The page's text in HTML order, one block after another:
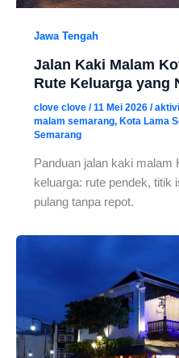
Jawa Tengah
Jalan Kaki Malam
Rute Keluarga yang
clove clove /11 Mei 2026 /
malam semarang, Kota Lama
Semarang
Panduan jalan kaki malam
keluarga: rute pendek, titik
pulang tanpa repot.